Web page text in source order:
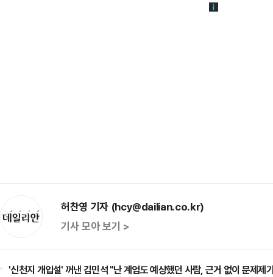
허찬영 기자 (hcy@dailian.co.kr)
기사 모아 보기 >
'신천지 개입설' 꺼낸 김민석 "난 계엄도 예상했던 사람, 근거 없이 문제제